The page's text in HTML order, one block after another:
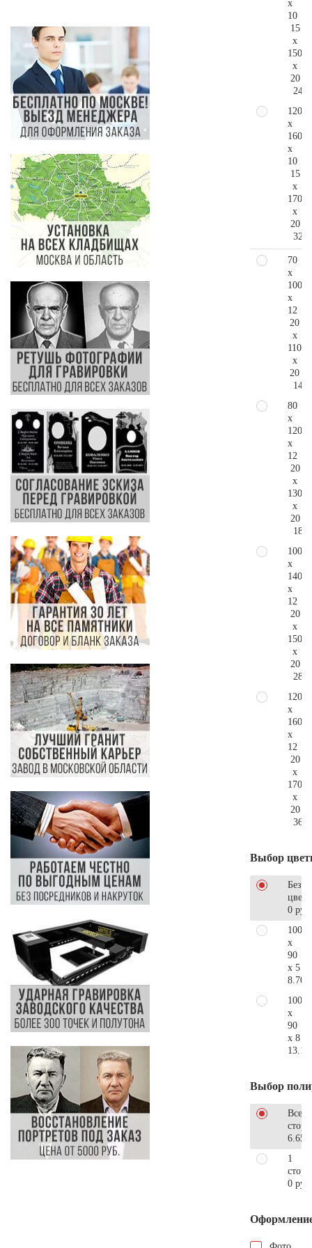
x
10
15
x
150
x
20
120
x
160
x
10
15
x
170
x
20
70
x
100
x
12
20
x
110
x
20
80
x
120
x
12
20
x
130
x
20
100
x
140
x
12
20
x
150
x
20
120
x
160
x
12
20
x
170
x
20
Выбор
Без
0 руб.
100
x
90
x 5
100
x
90
x 8
Выбор
Все
1
0 руб.